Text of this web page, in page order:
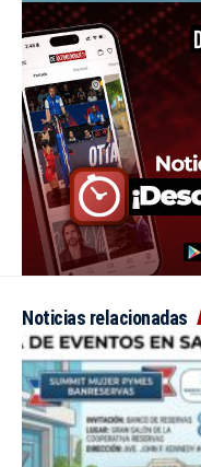
Noticias relacionadas